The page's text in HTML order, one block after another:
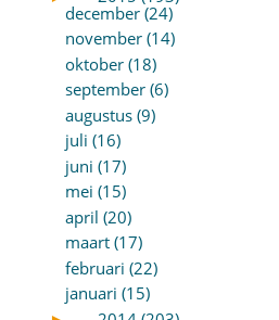
december (24)
november (14)
oktober (18)
september (6)
augustus (9)
juli (16)
juni (17)
mei (15)
april (20)
maart (17)
februari (22)
januari (15)